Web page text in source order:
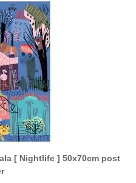
[ Nightlife ] 50x70cm post